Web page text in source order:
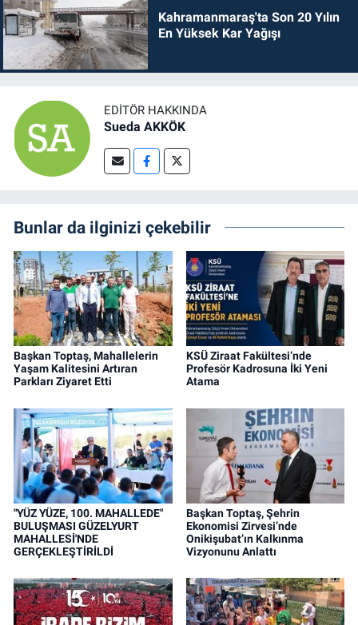
Kahramanmaraş'ta Son 20 Yılın
En Yüksek Kar Yağışı
EDITÖR HAKKINDA
Sueda AKKÖK
Bunlar da ilginizi çekebilir
Başkan Toptaş, Mahallelerin
Yaşam Kalitesini Artıran
Parkları Ziyaret Etti
KSÜ Ziraat Fakültesi’nde
Profesör Kadrosuna İki Yeni
Atama
"YÜZ YÜZE, 100. MAHALLEDE"
BULUŞMASI GÜZELYURT
MAHALLESİ'NDE
GERÇEKLEŞTİRİLDİ
Başkan Toptaş, Şehrin
Ekonomisi Zirvesi’nde
Onikişubat’ın Kalkınma
Vizyonunu Anlattı